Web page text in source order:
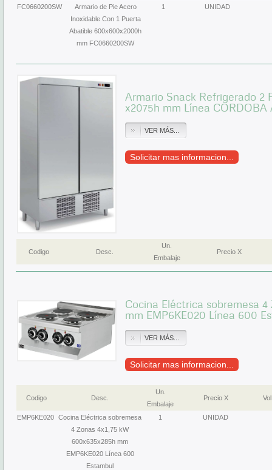
FC0660200SW
Armario de Pie Acero
Inoxidable Con 1 Puerta
Abatible 600x600x2000h
mm FC0660200SW
1 UNIDAD
Armario Snack Refrigerado 2
x2075h mm Línea CORDOBA
VER MÁS...
Solicitar mas informacion...
Codigo Desc.
Un.
Embalaje
Precio X
Cocina Eléctrica sobremesa
mm EMP6KE020 Línea 600
VER MÁS...
Solicitar mas informacion...
Codigo Desc.
Un.
Embalaje
Precio X
EMP6KE020 Cocina Eléctrica sobremesa
4 Zonas 4x1,75 kW
600x635x285h mm
EMP6KE020 Línea 600
Estambul
1 UNIDAD